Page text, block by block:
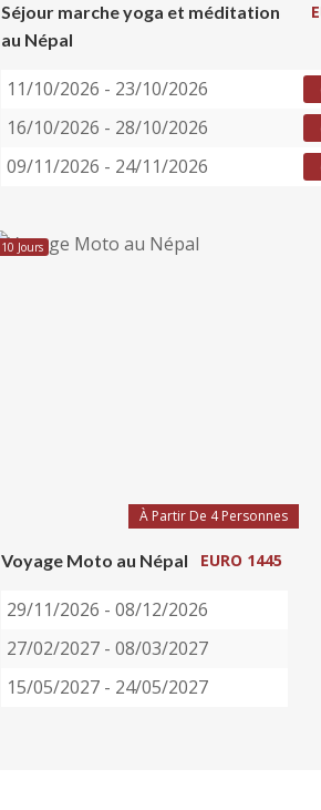
Séjour marche yoga et méditation
au Népal
11/10/2026 - 23/10/2026
16/10/2026 - 28/10/2026
09/11/2026 - 24/11/2026
10 Jours
À Partir De 4 Personnes
Voyage Moto au Népal EURO 1445
29/11/2026 - 08/12/2026
27/02/2027 - 08/03/2027
15/05/2027 - 24/05/2027